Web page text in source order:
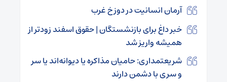
آرمان انسانیت در دوزخ غرب
خبر داغ برای بازنشستگان | حقوق اسفند زودتر از
همیشه واریز شد
شریعتمداری: حامیان مذاکره یا دیوانه‌اند یا سر
و سری با دشمن دارند